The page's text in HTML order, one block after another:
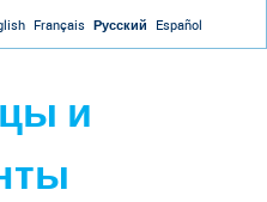
Français Русский Español
и